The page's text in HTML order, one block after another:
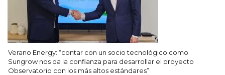
Verano Energy: “contar con un socio tecnológico como
Sungrow nos da la confianza para desarrollar el proyecto
Observatorio con los más altos estándares”